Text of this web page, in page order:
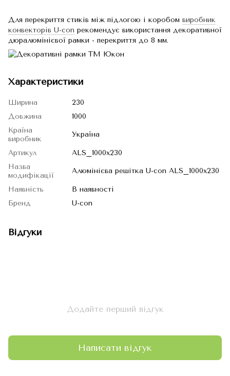
Для перекриття стиків між підлогою і коробом виробник
конвекторів U-con рекомендує використання декоративної
дюралюмінієвої рамки - перекриття до 8 мм.
Характеристики
Ширина
230
Довжина
1000
Країна
виробник
Україна
Артикул
ALS_1000x230
Назва
модифікації
Алюмінієва решітка U-con ALS_1000x230
Наявність
В наявності
Бренд
U-con
Відгуки
Додайте перший відгук
Написати відгук